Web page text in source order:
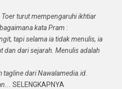
turut mempengaruhi ikhtiar
kata Pram :
tapi selama ia tidak menulis, ia
dan dari sejarah. Menulis adalah
tagline dari Nawalamedia.id.
SELENGKAPNYA